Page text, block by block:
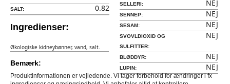
SALT: 0.82
Ingredienser:
Økologiske kidneybønner, vand, salt.
SELLERI: NEJ
SENNEP: NEJ
SESAM: NEJ
SVOVLDIOXID OG
SULFITTER:
NEJ
BLØDDYR: NEJ
LUPIN: NEJ
Bemærk:
Produktinformationen er vejledende. Vi tager forbehold for ændringer i fx